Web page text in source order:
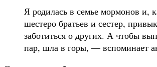
Я родилась в семье мормонов и,
шестеро братьев и сестер,
заботиться о других. А чтобы
пар, шла в горы, — вспоминает